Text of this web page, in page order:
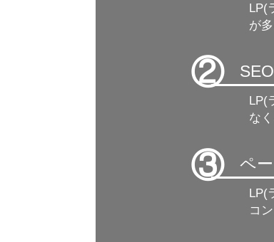
LP(
が
②
LP(
な
③ ペ
LP(
コ